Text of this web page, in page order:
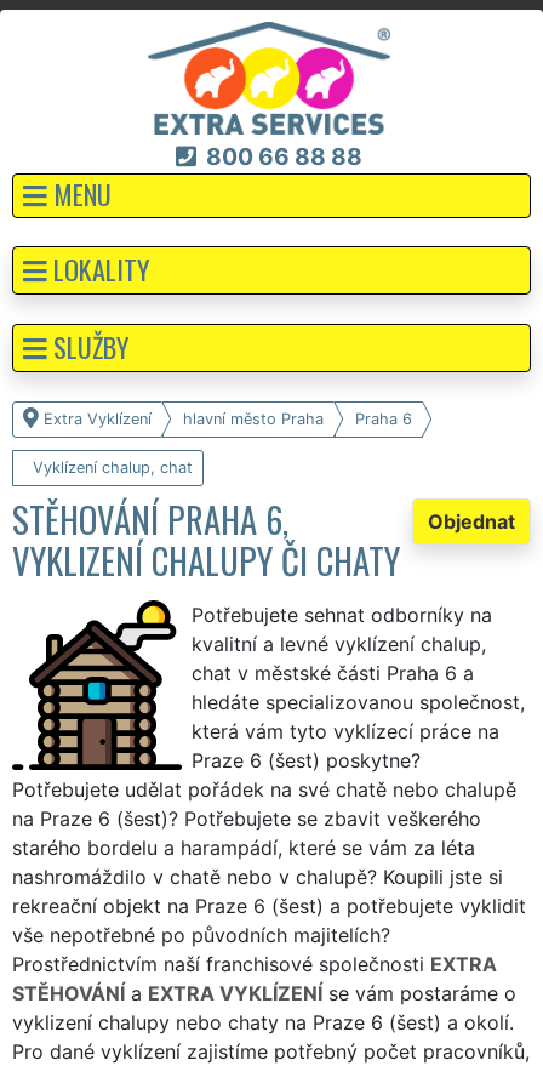
800 66 88 88
MENU
Extra Vyklízení hlavní město Praha Praha 6
Vyklízení chalup, chat
Objednat
STĚHOVÁNÍ PRAHA 6,
VYKLIZENÍ CHALUPY ČI CHATY
Potřebujete sehnat odborníky na
kvalitní a levné vyklízení chalup,
chat v městské části Praha 6 a
hledáte specializovanou společnost,
která vám tyto vyklízecí práce na
Praze 6 (šest) poskytne?
Potřebujete udělat pořádek na své chatě nebo chalupě
na Praze 6 (šest)? Potřebujete se zbavit veškerého
starého bordelu a harampádí, které se vám za léta
nashromáždilo v chatě nebo v chalupě? Koupili jste si
rekreační objekt na Praze 6 (šest) a potřebujete vyklidit
vše nepotřebné po původních majitelích?
Prostřednictvím naší franchisové společnosti EXTRA
STĚHOVÁNÍ a EXTRA VYKLÍZENÍ se vám postaráme o
vyklizení chalupy nebo chaty na Praze 6 (šest) a okolí.
Pro dané vyklízení zajistíme potřebný počet pracovníků,
LOKALITY
SLUŽBY